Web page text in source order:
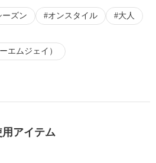
ーズン オンスタイル
大人
エムジェイ）
用アイテム